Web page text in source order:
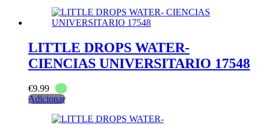
LITTLE DROPS WATER-
CIENCIAS UNIVERSITARIO 17548
€9.99
Adicionar